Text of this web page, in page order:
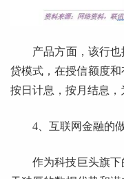
产品方面，该行
贷模式，在授信额度和
按日计息，按月结息，
4、互联网金融的
作为科技巨头旗